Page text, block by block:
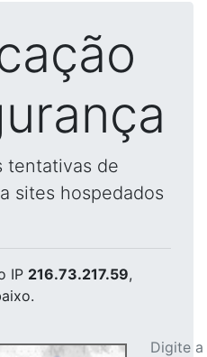
tentativas de
sites hospedados
IP 216.73.217.59,
Digite